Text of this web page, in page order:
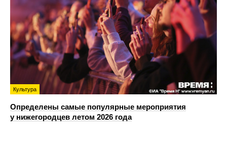
Культура
Определены самые популярные мероприятия
у нижегородцев летом 2026 года